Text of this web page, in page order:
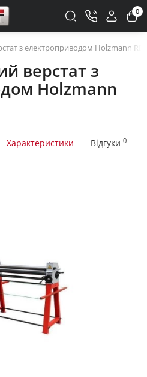
0
з електроприводом Holzmann
верстат з
Holzmann
Характеристики Відгуки 0